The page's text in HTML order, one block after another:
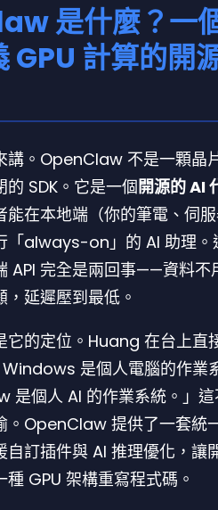
是什麼？一
GPU 計算的開
講。OpenClaw 不是一顆晶
SDK。它是一個開源的 AI
能在本地端（你的筆電、伺
「always-on」的 AI 助理。
API 完全是兩回事——資料不
延遲壓到最低。
它的定位。Huang 在台上直
是個人電腦的作業
是個人 AI 的作業系統。」
。OpenClaw 提供了一套統
自訂插件與 AI 推理優化，讓
GPU 架構重寫程式碼。